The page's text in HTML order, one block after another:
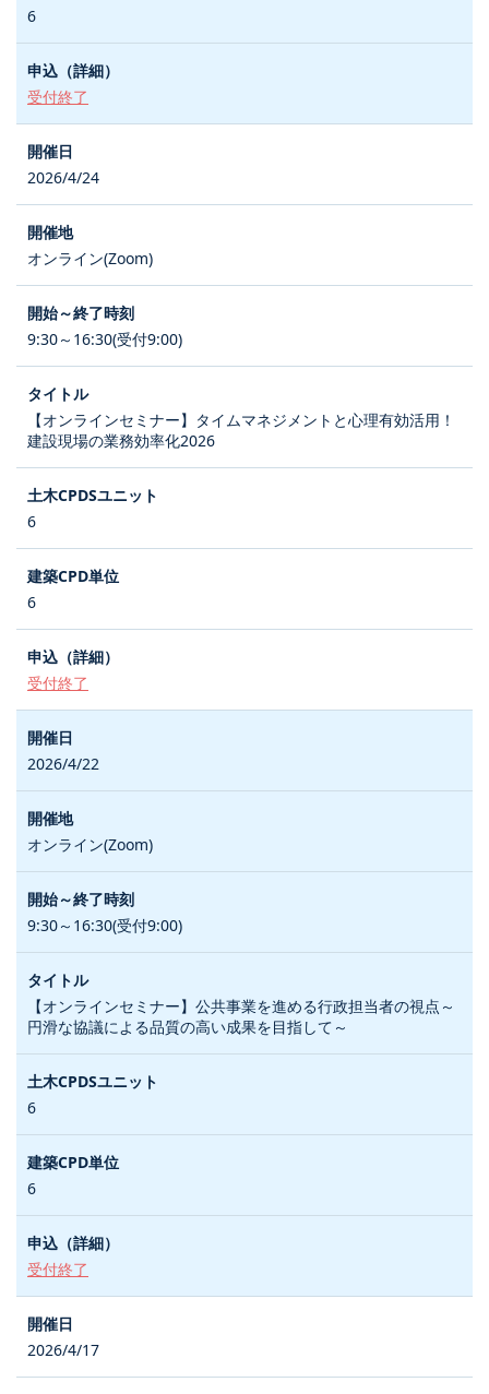
6
受付終了
2026/4/24
オンライン(Zoom)
9:30～16:30(受付9:00)
【オンラインセミナー】タイムマネジメントと心理有効活用！
建設現場の業務効率化2026
6
6
受付終了
2026/4/22
オンライン(Zoom)
9:30～16:30(受付9:00)
【オンラインセミナー】公共事業を進める行政担当者の視点～
円滑な協議による品質の高い成果を目指して～
6
6
受付終了
2026/4/17